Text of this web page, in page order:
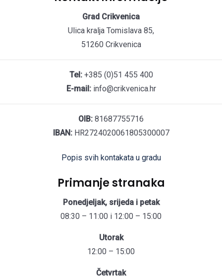
Grad Crikvenica
Ulica kralja Tomislava 85,
51260 Crikvenica
Tel:+385 (0)51 455 400
E-mail:info@crikvenica.hr
OIB: 81687755716
IBAN:HR2724020061805300007
Popis svih kontakata u gradu
Primanje stranaka
Ponedjeljak, srijeda i petak
08:30 – 11:00 i 12:00 – 15:00
Utorak
12:00 – 15:00
Četvrtak